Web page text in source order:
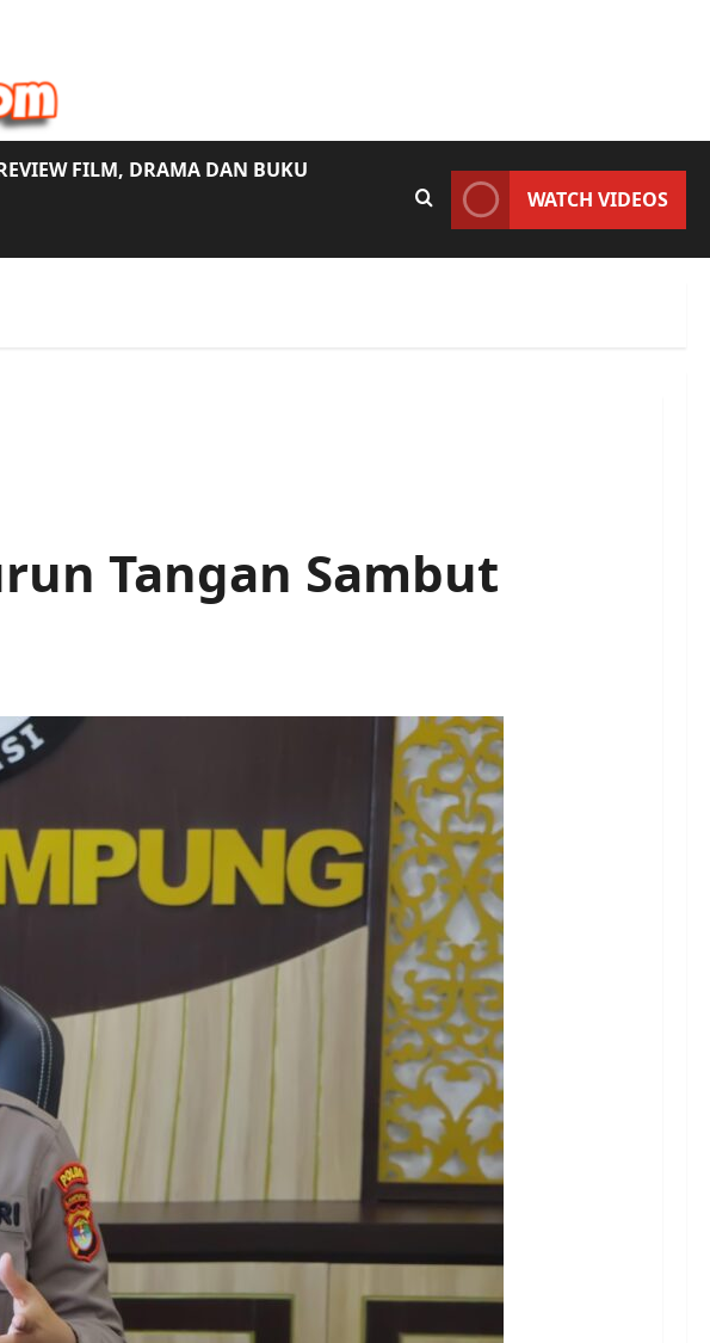
FILM, DRAMA DAN BUKU
WATCH VIDEOS
Tangan Sambut